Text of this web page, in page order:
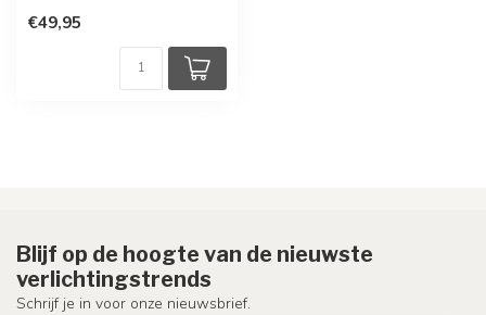
€49,95
Blijf op de hoogte van de nieuwste
verlichtingstrends
Schrijf je in voor onze nieuwsbrief.